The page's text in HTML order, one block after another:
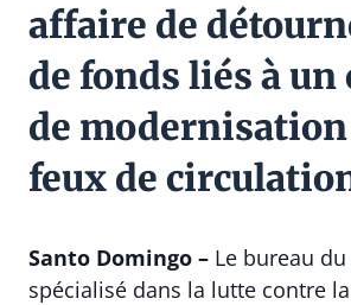
affaire de
de fonds liés à
de modernisation
feux de
Santo Domingo – Le bureau
spécialisé dans la lutte contre